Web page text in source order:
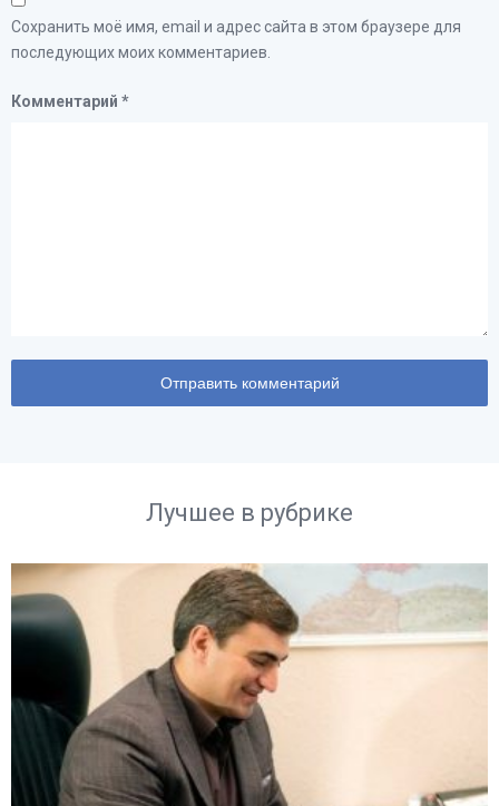
Сохранить моё имя, email и адрес сайта в этом браузере для
последующих моих комментариев.
Комментарий *
Лучшее в рубрике